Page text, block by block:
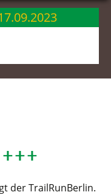
springen
der TrailRunBerlin.